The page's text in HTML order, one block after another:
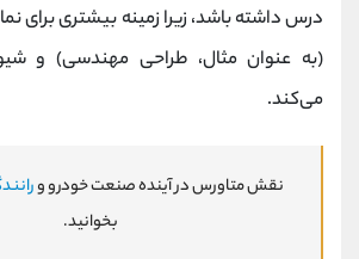
درس داشته باشد، زیرا زمینه بیشتری برای
(به عنوان مثال، طراحی مهندسی) و
می‌کند.
نقش متاورس در آینده صنعت خودرو و
بخوانید.